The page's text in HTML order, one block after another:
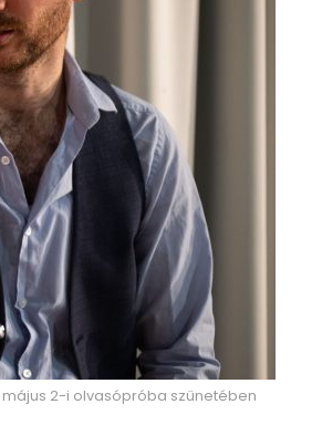
2-i olvasópróba szünetében